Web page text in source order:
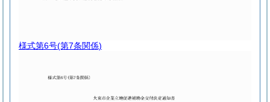
様式第6号(第7条関係)